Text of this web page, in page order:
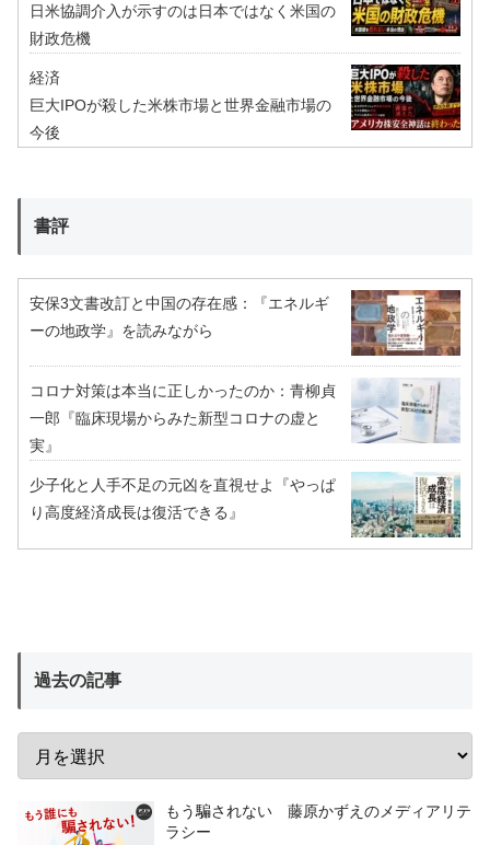
日米協調介入が示すのは日本ではなく米国の
財政危機
経済
巨大IPOが殺した米株市場と世界金融市場の
今後
書評
安保3文書改訂と中国の存在感：『エネルギ
ーの地政学』を読みながら
コロナ対策は本当に正しかったのか：青柳貞
一郎『臨床現場からみた新型コロナの虚と
実』
少子化と人手不足の元凶を直視せよ『やっぱ
り高度経済成長は復活できる』
過去の記事
もう騙されない 藤原かずえのメディアリテ
ラシー